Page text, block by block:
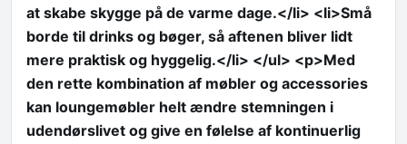
at skabe skygge på de varme dage.</li> <li>Små
borde til drinks og bøger, så aftenen bliver lidt
mere praktisk og hyggelig.</li> </ul> <p>Med
den rette kombination af møbler og accessories
kan loungemøbler helt ændre stemningen i
udendørslivet og give en følelse af kontinuerlig